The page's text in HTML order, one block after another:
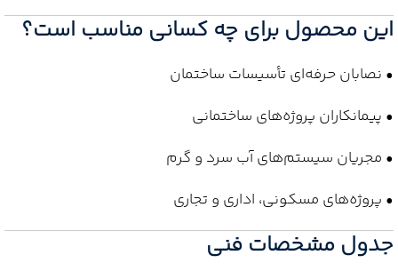
این محصول برای چه کسانی مناسب است؟
• نصابان حرفه‌ای تأسیسات ساختمان
• پیمانکاران پروژه‌های ساختمانی
• مجریان سیستم‌های آب سرد و گرم
• پروژه‌های مسکونی، اداری و تجاری
جدول مشخصات فنی